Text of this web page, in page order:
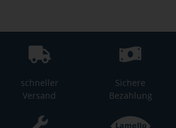
schneller
Versand
Sichere
Bezahlung